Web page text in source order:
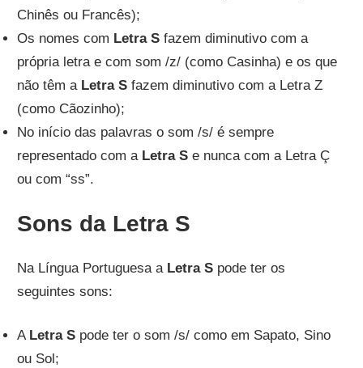
Chinês ou Francês);
Os nomes com Letra S fazem diminutivo com a
própria letra e com som /z/ (como Casinha) e os que
não têm a Letra S fazem diminutivo com a Letra Z
(como Cãozinho);
No início das palavras o som /s/ é sempre
representado com a Letra S e nunca com a Letra Ç
ou com “ss”.
Sons da Letra S
Na Língua Portuguesa a Letra S pode ter os
seguintes sons:
A Letra S pode ter o som /s/ como em Sapato, Sino
ou Sol;